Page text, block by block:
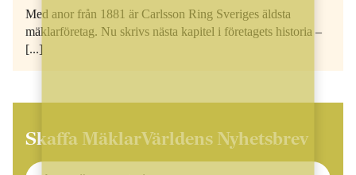
Med anor från 1881 är Carlsson Ring Sveriges äldsta
mäklarföretag. Nu skrivs nästa kapitel i företagets historia –
[...]
Skaffa MäklarVärldens Nyhetsbrev